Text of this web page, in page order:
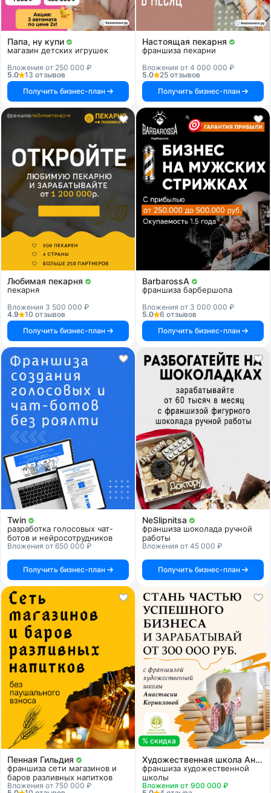
Папа, ну купи
магазин детских игрушек
Вложения от 250 000 ₽
5.0
13 отзывов
Получить бизнес-план
Настоящая пекарня
франшиза пекарни
Вложения от 4 000 000 ₽
5.0
25 отзывов
Получить бизнес-план
Любимая пекарня
пекарня
Вложения 3 500 000 ₽
4.9
10 отзывов
Получить бизнес-план
BarbarossA
франшиза барбершопа
Вложения от 3 000 000 ₽
5.0
6 отзывов
Получить бизнес-план
Twin
разработка голосовых чат-
ботов и нейросотрудников
Вложения от 650 000 ₽
Получить бизнес-план
NeSlipnitsa
франшиза шоколада ручной
работы
Вложения от 45 000 ₽
Получить бизнес-план
Пенная Гильдия
франшиза сети магазинов и
баров разливных напитков
Вложения от 750 000 ₽
% скидка
Художественная школа Анастасии Корниловой
франшиза художественной
школы
Вложения от 900 000 ₽